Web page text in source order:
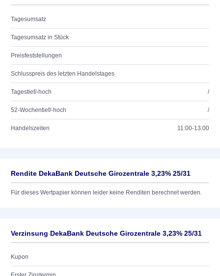
Tagesumsatz
Tagesumsatz in Stück
Preisfeststellungen
Schlusspreis des letzten Handelstages
Tagestief/-hoch /
52-Wochentief/-hoch /
Handelszeiten 11:00-13:00
Rendite DekaBank Deutsche Girozentrale 3,23% 25/31
Für dieses Wertpapier können leider keine Renditen berechnet werden.
Verzinsung DekaBank Deutsche Girozentrale 3,23% 25/31
Kupon